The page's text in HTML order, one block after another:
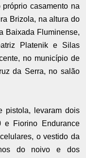
casamento na
Brizola, na altura do
Baixada Fluminense,
Platenik e Silas
no município de
da Serra, no salão
pistola, levaram dois
e Fiorino Endurance
o vestido da
do noivo e dos